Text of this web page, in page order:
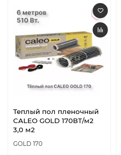
Теплый пол пленочный
CALEO GOLD 170ВТ/м2
3,0 м2
GOLD 170